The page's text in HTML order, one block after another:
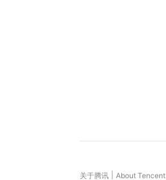
关于腾讯 About Tencent